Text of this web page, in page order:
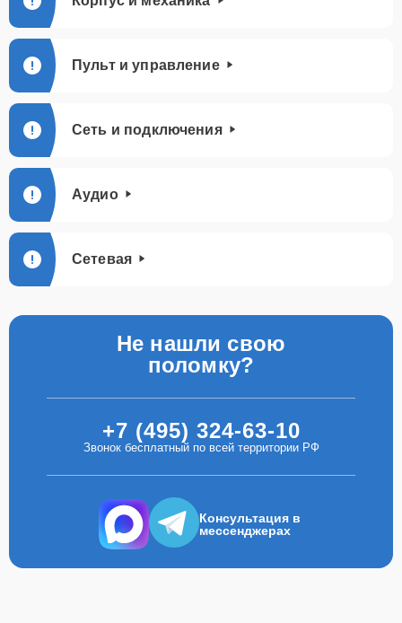
Пульт и управление
Сеть и подключения
Аудио
Сетевая
Не нашли свою
поломку?
+7 (495) 324-63-10
Звонок бесплатный по всей территории РФ
Консультация в
мессенджерах